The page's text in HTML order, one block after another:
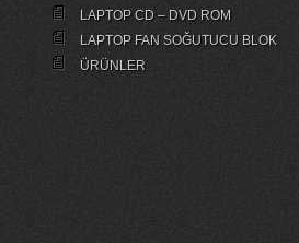
LAPTOP CD – DVD ROM
LAPTOP FAN SOĞUTUCU BLOK
ÜRÜNLER